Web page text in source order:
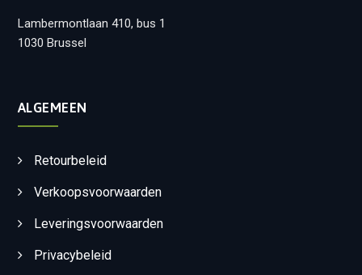
Lambermontlaan 410, bus 1
1030 Brussel
ALGEMEEN
Retourbeleid
Verkoopsvoorwaarden
Leveringsvoorwaarden
Privacybeleid